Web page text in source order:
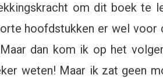
om dit boek te
hoofdstukken er wel voor
dan kom ik op het
weten! Maar ik zat geen